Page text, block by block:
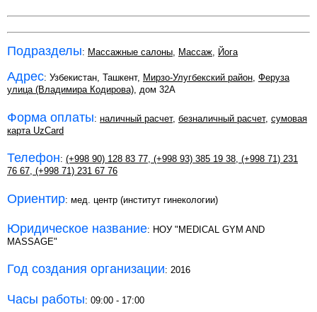
Подразделы: Массажные салоны, Массаж, Йога
Адрес: Узбекистан, Ташкент, Мирзо-Улугбекский район, Феруза
улица (Владимира Кодирова), дом 32A
Форма оплаты: наличный расчет, безналичный расчет, сумовая
карта UzCard
Телефон: (+998 90) 128 83 77, (+998 93) 385 19 38, (+998 71) 231
76 67, (+998 71) 231 67 76
Ориентир: мед. центр (институт гинекологии)
Юридическое название: НОУ "MEDICAL GYM AND
MASSAGE"
Год создания организации: 2016
Часы работы: 09:00 - 17:00